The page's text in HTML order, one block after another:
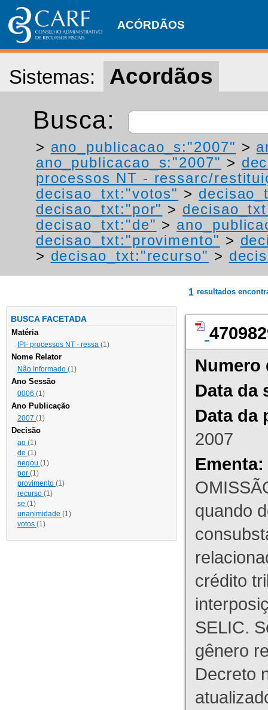
ACÓRDÃOS
Sistemas: Acordãos
Busca:
> ano_publicacao_s:"2007" >
ano_publicacao_s:"2007" >
processos NT - ressarc/
decisao_txt:"votos" >
decisao_txt:"por" >
decisao_txt:"de" >
decisao_txt:"provimento" >
> decisao_txt:"recurso" >
BUSCA FACETADA
Matéria
IPI- processos NT - ressa (1)
Nome Relator
Não Informado (1)
Ano Sessão
0006 (1)
Ano Publicação
2007 (1)
Decisão
ao (1)
de (1)
negou (1)
por (1)
provimento (1)
recurso (1)
se (1)
unanimidade (1)
votos (1)
1 resultados
Numero
Data da
Data da
2007
Ementa:
quando
crédito
SELIC.
gênero
Decreto